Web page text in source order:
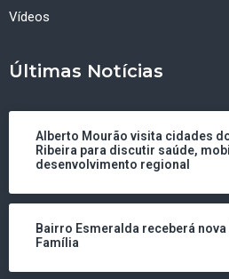
Vídeos
Últimas Notícias
Alberto Mourão visita cidades
Ribeira para discutir saúde,
desenvolvimento regional
Bairro Esmeralda receberá
Família